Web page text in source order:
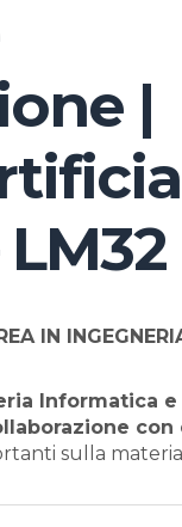
|
IN
Informatica e
con
sulla